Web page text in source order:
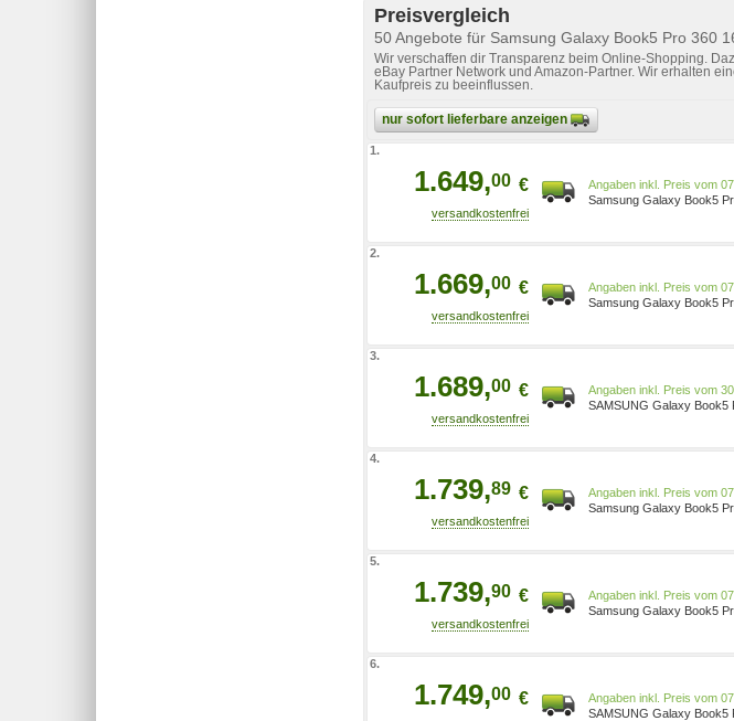
Preisvergleich
50 Angebote für Samsung Galaxy Book5 Pro 360
Wir verschaffen dir Transparenz beim Online-Shopping.
eBay Partner Network und Amazon-Partner. Wir erhalten
Kaufpreis zu beeinflussen.
nur sofort lieferbare anzeigen
1.
1.649,00 €
Preis vom
Samsung Galaxy Book5
2.
1.669,00 €
Preis vom
Samsung Galaxy Book5
3.
1.689,00 €
Preis vom
SAMSUNG Galaxy Book5
4.
1.739,89 €
Preis vom
Samsung Galaxy Book5
5.
1.739,90 €
Preis vom
Samsung Galaxy Book5
6.
1.749,00 €
Preis vom
SAMSUNG Galaxy Book5